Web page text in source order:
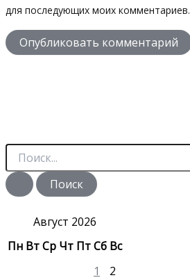
для последующих моих комментариев.
П
и
с
Август 2026
Пн ВтСр Чт ПтСб Вс
1
2